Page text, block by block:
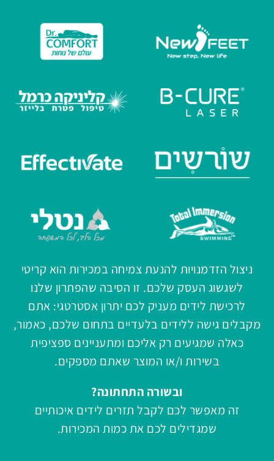
ניצול הזדמנויות להנעת צמיחה במכירות הוא קריטי
לשגשוג העסק שלכם. זו הסיבה שהפתרון שלנו
לרכישת לידים מעניק לכם יתרון אסטרטגי: אתם
מקבלים גישה ללידים בלעדיים בתחום שלכם, כאמור,
כאלה שמגיעים רק אליכם ומתעניינים ספציפית
בשירות ו/או המוצר שאתם מספקים.
ובשורה התחתונה?
זה מאפשר לכם לקבל תזרים לידים איכותיים
שמגדילים לכם את כמות המכירות.